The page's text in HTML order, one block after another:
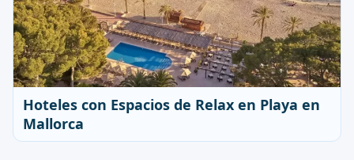
Hoteles con Espacios de Relax en Playa en
Mallorca